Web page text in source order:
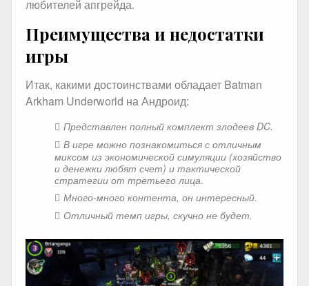
любителей апгрейда.
Преимущества и недостатки
игры
Итак, какими достоинствами обладает Batman
Arkham Underworld на Андроид:
Представлен полный комплект злодеев DC.
В игре можно познакомиться с отличным
миксом из экономической симуляции (хозяйство
и денежки любят счет) и тактической
стратегии от третьего лица.
Много-много контента, он интересный.
Отличный темп игры, скучно не будет.